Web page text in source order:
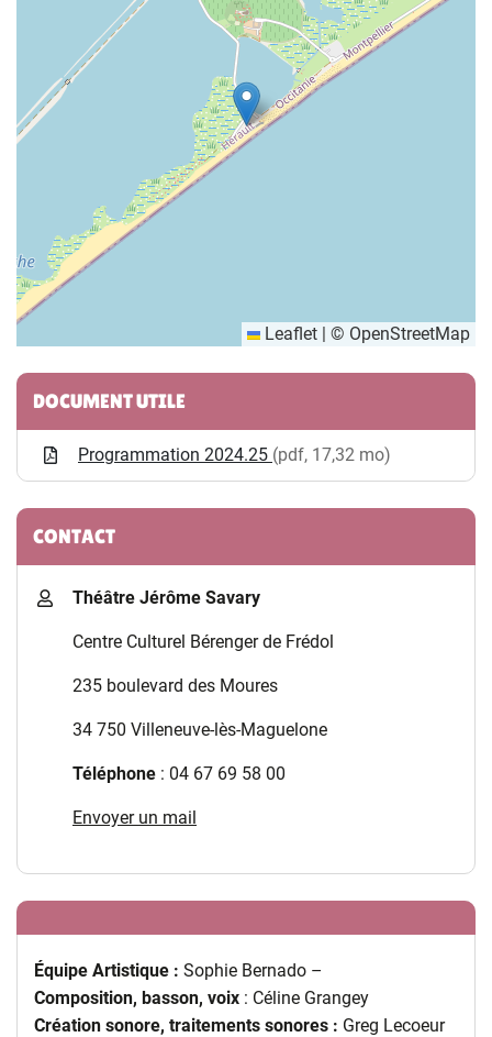
Leaflet | © OpenStreetMap
Informations complémentaires
DOCUMENT UTILE
Programmation 2024.25 (pdf, 17,32 mo)
CONTACT
Théâtre Jérôme Savary
Centre Culturel Bérenger de Frédol
235 boulevard des Moures
34 750 Villeneuve-lès-Maguelone
Téléphone : 04 67 69 58 00
Envoyer un mail
Équipe Artistique : Sophie Bernado –
Composition, basson, voix : Céline Grangey
Création sonore, traitements sonores : Greg Lecoeur